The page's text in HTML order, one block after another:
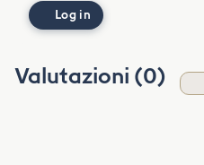
Log in
Valutazioni (0)